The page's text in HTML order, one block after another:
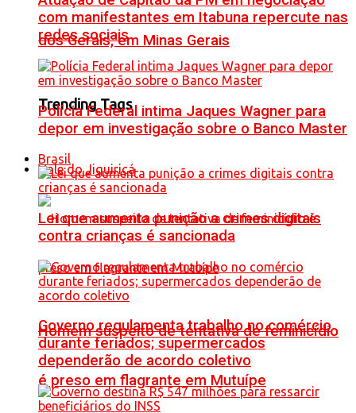
dos Gerais, em Minas Gerais
Trending Tags
Vale do Jiquiriçá
Homem suspeito de tentativa de feminicídio
é preso em flagrante em Mutuípe
com manifestantes em Itabuna repercute nas
redes sociais
Polícia Federal intima Jaques Wagner para
depor em investigação sobre o Banco Master
Brasil
Lei que aumenta punição a crimes digitais
contra crianças é sancionada
Governo regulamenta trabalho no comércio
durante feriados; supermercados
dependerão de acordo coletivo